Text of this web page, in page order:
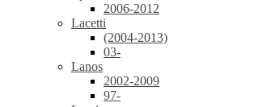
2006-2012
Lacetti
(2004-2013)
03-
Lanos
2002-2009
97-